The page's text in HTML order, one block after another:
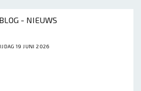
BLOG - NIEUWS
19 JUNI 2026